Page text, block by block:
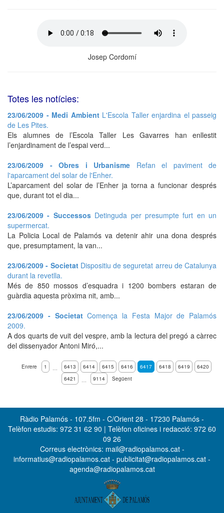
Josep Cordomí
Totes les notícies:
23/06/2009 - Medi Ambient L'Escola Taller enjardina el passeig
de Les Pites.
Els alumnes de l’Escola Taller Les Gavarres han enllestit
l’enjardinament de l’espai verd...
23/06/2009 - Obres i Urbanisme Refan el paviment de
l'aparcament del solar de l'Enher.
L’aparcament del solar de l’Enher ja torna a funcionar després
que, durant tot el dia...
23/06/2009 - Successos Detinguda per presumpte furt en un
supermercat.
La Policia Local de Palamós va detenir ahir una dona després
que, presumptament, la van...
23/06/2009 - Societat Dispositiu de seguretat arreu de Catalunya
durant la revetlla.
Més de 850 mossos d’esquadra i 1200 bombers estaran de
guàrdia aquesta pròxima nit, amb...
23/06/2009 - SocietatComença la Festa Major de Palamós
2009.
A dos quarts de vuit del vespre, amb la lectura del pregó a càrrec
del dissenyador Antoni Miró,...
Enrere 1 … 6413 6414 6415 6416 6417 6418 6419
6420
6421
… 9114 Següent
Ràdio Palamós - 107.5fm - C/Orient 28 - 17230 Palamós -
Telèfon estudis: 972 31 62 90 | Telèfon oficines i redacció: 972 60
09 26
Correus electrònics: mail@radiopalamos.cat -
informatius@radiopalamos.cat - publicitat@radiopalamos.cat -
agenda@radiopalamos.cat